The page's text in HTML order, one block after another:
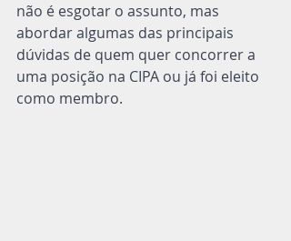
não é esgotar o assunto, mas
abordar algumas das principais
dúvidas de quem quer concorrer a
uma posição na CIPA ou já foi eleito
como membro.